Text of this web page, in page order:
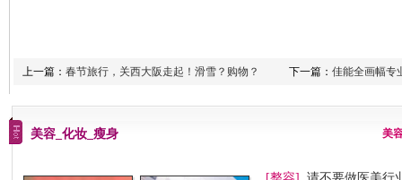
上一篇： 春节旅行，关西大阪走起！滑雪？购物？ 下一篇： 佳能全画幅专
美容_化妆_瘦身 美